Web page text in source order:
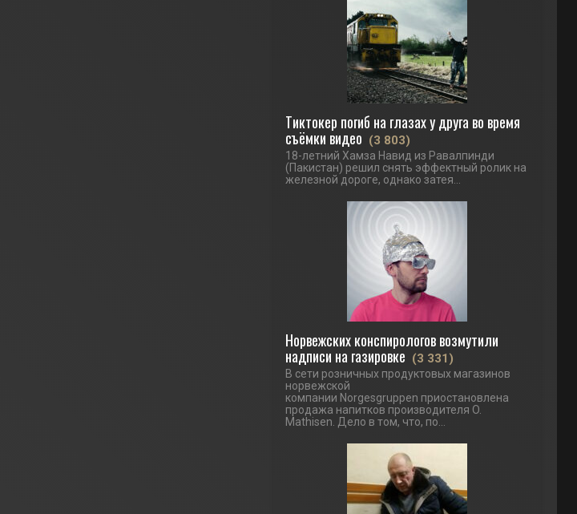
Тиктокер погиб на глазах у друга во время
съёмки видео (3 803)
18-летний Хамза Навид из Равалпинди
(Пакистан) решил снять эффектный ролик на
железной дороге, однако затея...
Норвежских конспирологов возмутили
надписи на газировке (3 331)
В сети розничных продуктовых магазинов
норвежской
компании Norgesgruppen приостановлена
продажа напитков производителя O.
Mathisen. Дело в том, что, по...